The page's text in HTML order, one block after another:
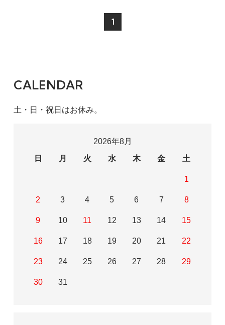
1
CALENDAR
土・日・祝日はお休み。
2026年8月
日
月 火 水 木 金 土
1
2 3 4 5 6 7 8
9 10 11 12 13 14 15
16 17 18 19 20 21 22
23 24 25 26 27 28 29
30 31